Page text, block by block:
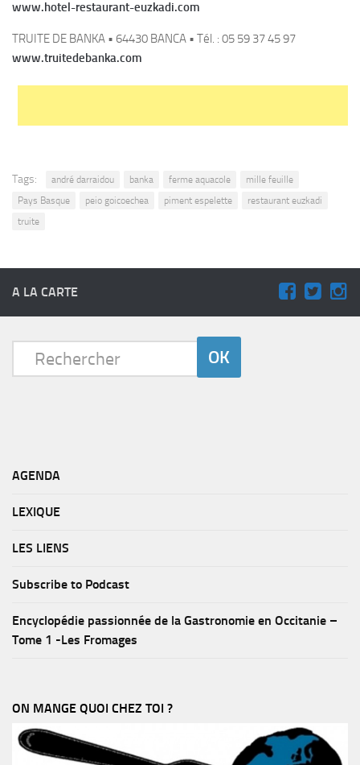
www.hotel-restaurant-euzkadi.com
TRUITE DE BANKA • 64430 BANCA • Tél. : 05 59 37 45 97
www.truitedebanka.com
Tags: andré darraidou banka ferme aquacole
mille feuille
Pays Basque
peio goicoechea piment espelette
restaurant euzkadi
truite
A LA CARTE
AGENDA
LEXIQUE
LES LIENS
Subscribe to Podcast
Encyclopédie passionnée de la Gastronomie en Occitanie –
Tome 1 -Les Fromages
ON MANGE QUOI CHEZ TOI ?